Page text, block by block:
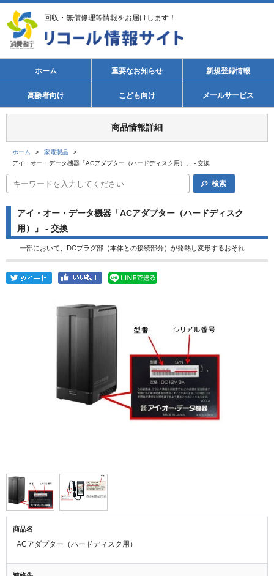
回収・無償修理等情報をお届けします！
ホーム 重要なお知らせ 新規登録情報
高齢者向け こども向け メールサービス
商品情報詳細
ホーム > 家電製品
>
アイ・オー・データ機器「ACアダプター（ハードディスク用）」 - 交換
検索
アイ・オー・データ機器「ACアダプター（ハードディスク
用）」 - 交換
一部において、DCプラグ部（本体との接続部分）が発熱し変形するおそれ
商品名
ACアダプター（ハードディスク用）